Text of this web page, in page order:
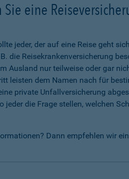
eine
jeder, der auf eine Reise geht
die Reisekrankenversicherung
Ausland nur teilweise oder gar
leisten dem Namen nach für
private Unfallversicherung
jeder die Frage stellen, welchen
Dann empfehlen wir